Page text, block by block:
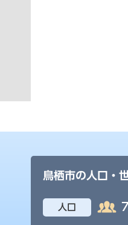
鳥栖市の人口・
人口